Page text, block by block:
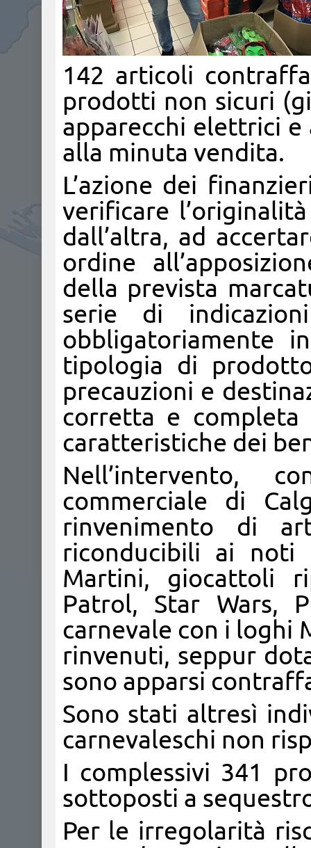
142 articoli
prodotti non sicuri
apparecchi elettrici e
alla minuta vendita.
L’azione dei
verificare
dall’altra, ad
ordine
della prevista
serie di
obbligatoriamente
tipologia di
precauzioni e
corretta e completa
caratteristiche dei
Nell’intervento,
commerciale di
rinvenimento di
riconducibili ai noti
Martini, giocattoli
Patrol, Star Wars,
carnevale con i loghi
rinvenuti, seppur
sono apparsi
Sono stati altresì
carnevaleschi non
I complessivi 341
sottoposti a
Per le irregolarità